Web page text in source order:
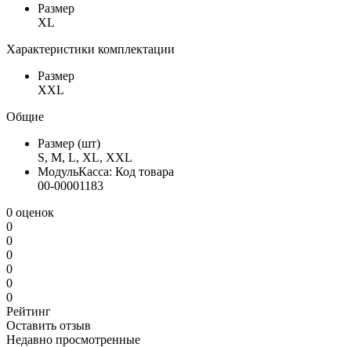
Размер
XL
Характеристики комплектации
Размер
XXL
Общие
Размер (шт)
S, M, L, XL, XXL
МодульКасса: Код товара
00-00001183
0 оценок
0
0
0
0
0
0
Рейтинг
Оставить отзыв
Недавно просмотренные